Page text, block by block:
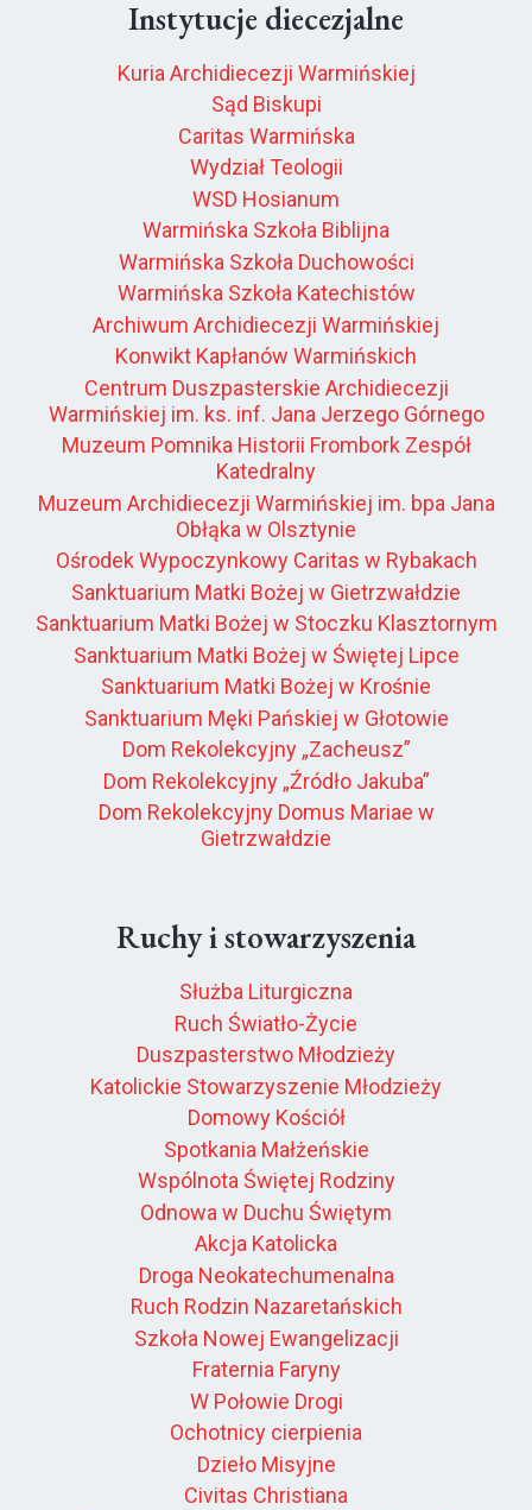
Instytucje diecezjalne
Kuria Archidiecezji Warmińskiej
Sąd Biskupi
Caritas Warmińska
Wydział Teologii
WSD Hosianum
Warmińska Szkoła Biblijna
Warmińska Szkoła Duchowości
Warmińska Szkoła Katechistów
Archiwum Archidiecezji Warmińskiej
Konwikt Kapłanów Warmińskich
Centrum Duszpasterskie Archidiecezji
Warmińskiej im. ks. inf. Jana Jerzego Górnego
Muzeum Pomnika Historii Frombork Zespół
Katedralny
Muzeum Archidiecezji Warmińskiej im. bpa Jana
Obłąka w Olsztynie
Ośrodek Wypoczynkowy Caritas w Rybakach
Sanktuarium Matki Bożej w Gietrzwałdzie
Sanktuarium Matki Bożej w Stoczku Klasztornym
Sanktuarium Matki Bożej w Świętej Lipce
Sanktuarium Matki Bożej w Krośnie
Sanktuarium Męki Pańskiej w Głotowie
Dom Rekolekcyjny „Zacheusz”
Dom Rekolekcyjny „Źródło Jakuba”
Dom Rekolekcyjny Domus Mariae w
Gietrzwałdzie
Ruchy i stowarzyszenia
Służba Liturgiczna
Ruch Światło-Życie
Duszpasterstwo Młodzieży
Katolickie Stowarzyszenie Młodzieży
Domowy Kościół
Spotkania Małżeńskie
Wspólnota Świętej Rodziny
Odnowa w Duchu Świętym
Akcja Katolicka
Droga Neokatechumenalna
Ruch Rodzin Nazaretańskich
Szkoła Nowej Ewangelizacji
Fraternia Faryny
W Połowie Drogi
Ochotnicy cierpienia
Dzieło Misyjne
Civitas Christiana